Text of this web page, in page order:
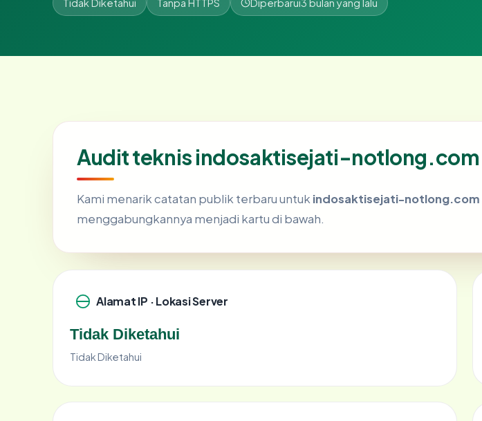
Audit teknis indosaktisejati-notlong.com
Kami menarik catatan publik terbaru untuk indosaktisejati-notlong.com
menggabungkannya menjadi kartu di bawah.
Alamat IP · Lokasi Server
Tidak Diketahui
Tidak Diketahui